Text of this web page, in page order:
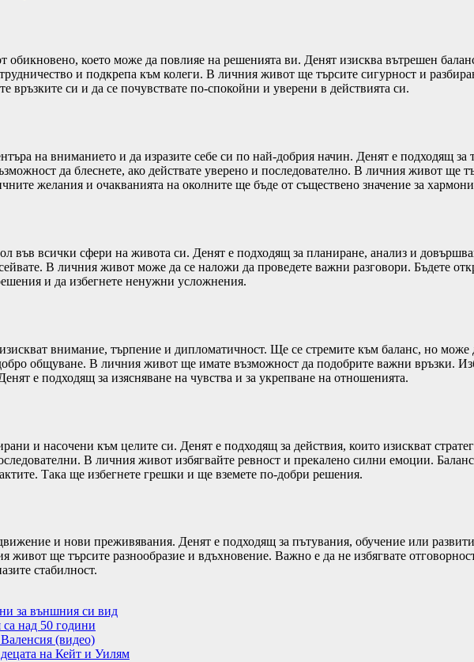
което може да повлияе на решенията ви. Денят изисква вътрешен
и подкрепа към колеги. В личния живот ще търсите сигурност и
връзките си и да се почувствате по-спокойни и уверени в действията си.
на вниманието и да изразите себе си по най-добрия начин. Денят е подходящ
да блеснете, ако действате уверено и последователно. В личния живот ще
желания и очакванията на околните ще бъде от съществено значение за
във всички сфери на живота си. Денят е подходящ за планиране, анализ и
В личния живот може да се наложи да проведете важни разговори. Бъдете
и да избегнете ненужни усложнения.
внимание, търпение и дипломатичност. Ще се стремите към баланс, но може
общуване. В личния живот ще имате възможност да подобрите важни връзки.
е подходящ за изясняване на чувства и за укрепване на отношенията.
и насочени към целите си. Денят е подходящ за действия, които изискват
В личния живот избягвайте ревност и прекалено силни емоции.
Така ще избегнете грешки и ще вземете по-добри решения.
и нови преживявания. Денят е подходящ за пътувания, обучение или
живот ще търсите разнообразие и вдъхновение. Важно е да не избягвате
стабилност.
за външния си вид
над 50 години
(видео)
на Кейт и Уилям